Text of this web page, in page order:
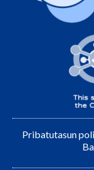
Pribatutasun